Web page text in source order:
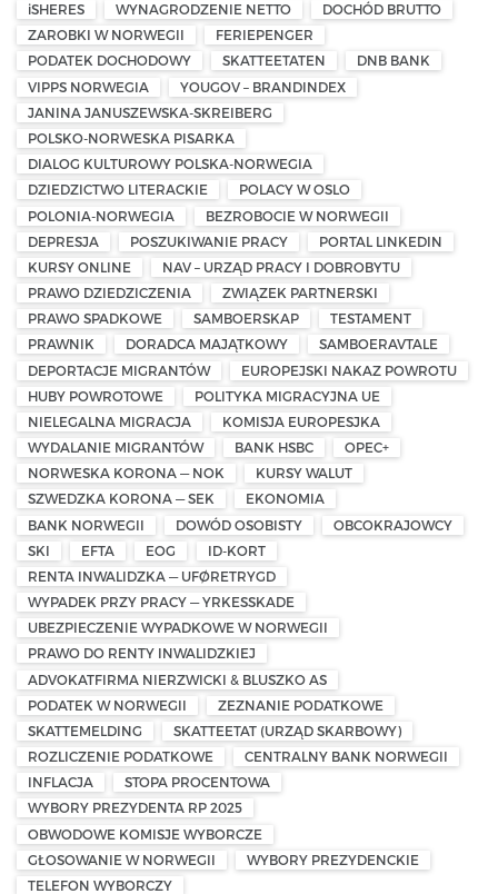
iSHERES
WYNAGRODZENIE NETTO
DOCHÓD BRUTTO
ZAROBKI W NORWEGII
FERIEPENGER
PODATEK DOCHODOWY
SKATTEETATEN
DNB BANK
VIPPS NORWEGIA
YOUGOV – BRANDINDEX
JANINA JANUSZEWSKA-SKREIBERG
POLSKO-NORWESKA PISARKA
DIALOG KULTUROWY POLSKA-NORWEGIA
DZIEDZICTWO LITERACKIE
POLACY W OSLO
POLONIA-NORWEGIA
BEZROBOCIE W NORWEGII
DEPRESJA
POSZUKIWANIE PRACY
PORTAL LINKEDIN
KURSY ONLINE
NAV – URZĄD PRACY I DOBROBYTU
PRAWO DZIEDZICZENIA
ZWIĄZEK PARTNERSKI
PRAWO SPADKOWE
SAMBOERSKAP
TESTAMENT
PRAWNIK
DORADCA MAJĄTKOWY
SAMBOERAVTALE
DEPORTACJE MIGRANTÓW
EUROPEJSKI NAKAZ POWROTU
HUBY POWROTOWE
POLITYKA MIGRACYJNA UE
NIELEGALNA MIGRACJA
KOMISJA EUROPESJKA
WYDALANIE MIGRANTÓW
BANK HSBC
OPEC+
NORWESKA KORONA — NOK
KURSY WALUT
SZWEDZKA KORONA — SEK
EKONOMIA
BANK NORWEGII
DOWÓD OSOBISTY
OBCOKRAJOWCY
SKI
EFTA EOG
ID-KORT
RENTA INWALIDZKA — UFØRETRYGD
WYPADEK PRZY PRACY — YRKESSKADE
UBEZPIECZENIE WYPADKOWE W NORWEGII
PRAWO DO RENTY INWALIDZKIEJ
ADVOKATFIRMA NIERZWICKI & BLUSZKO AS
PODATEK W NORWEGII
ZEZNANIE PODATKOWE
SKATTEMELDING
SKATTEETAT (URZĄD SKARBOWY)
ROZLICZENIE PODATKOWE
CENTRALNY BANK NORWEGII
INFLACJA
STOPA PROCENTOWA
WYBORY PREZYDENTA RP 2025
OBWODOWE KOMISJE WYBORCZE
GŁOSOWANIE W NORWEGII
WYBORY PREZYDENCKIE
TELEFON WYBORCZY